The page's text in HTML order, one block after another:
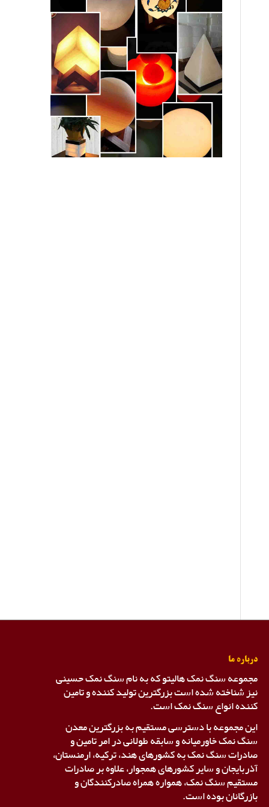
درباره ما
مجموعه سنگ نمک هالیتو که به نام سنگ نمک حسینی
نیز شناخته شده است بزرگترین تولید کننده و تامین
کننده انواع سنگ نمک است.
این مجموعه با دسترسی مستقیم به بزرگترین معدن
سنگ نمک خاورمیانه و سابقه طولانی در امر تامین و
صادرات سنگ نمک به کشورهای هند، ترکیه، ارمنستان،
آذربایجان و سایر کشورهای همجوار، علاوه بر صادرات
مستقیم سنگ نمک، همواره همراه صادرکنندگان و
بازرگانان بوده است.